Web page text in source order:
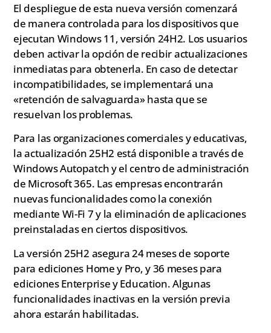
El despliegue de esta nueva versión comenzará
de manera controlada para los dispositivos que
ejecutan Windows 11, versión 24H2. Los usuarios
deben activar la opción de recibir actualizaciones
inmediatas para obtenerla. En caso de detectar
incompatibilidades, se implementará una
«retención de salvaguarda» hasta que se
resuelvan los problemas.
Para las organizaciones comerciales y educativas,
la actualización 25H2 está disponible a través de
Windows Autopatch y el centro de administración
de Microsoft 365. Las empresas encontrarán
nuevas funcionalidades como la conexión
mediante Wi-Fi 7 y la eliminación de aplicaciones
preinstaladas en ciertos dispositivos.
La versión 25H2 asegura 24 meses de soporte
para ediciones Home y Pro, y 36 meses para
ediciones Enterprise y Education. Algunas
funcionalidades inactivas en la versión previa
ahora estarán habilitadas.